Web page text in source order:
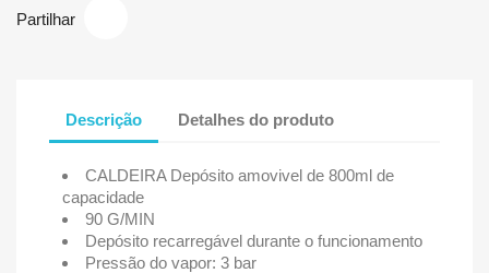
Partilhar
Descrição Detalhes do produto
CALDEIRA Depósito amovivel de 800ml de
capacidade
90 G/MIN
Depósito recarregável durante o funcionamento
Pressão do vapor: 3 bar